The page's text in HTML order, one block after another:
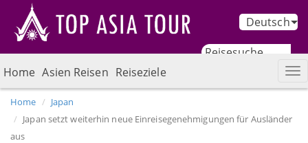
Deutsch
Home Asien Reisen Reiseziele
Home
Japan
Japan setzt weiterhin neue Einreisegenehmigungen für Ausländer
aus